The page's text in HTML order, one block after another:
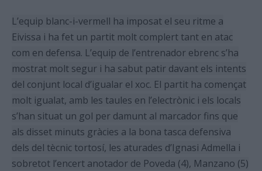
L’equip blanc-i-vermell ha imposat el seu ritme a
Eivissa i ha fet un partit molt complert tant en atac
com en defensa. L’equip de l’entrenador ebrenc s’ha
mostrat molt segur i ha sabut patir davant els intents
del conjunt local d’igualar el xoc. El partit ha començat
molt igualat, amb les taules en l’electrònic i els locals
s’han situat un gol per damunt al marcador fins que
als disset minuts gràcies a la bona tasca defensiva
dels del tècnic tortosí, les aturades d’Ignasi Admella i
sobretot l’encert anotador de Poveda (4), Manzano (5)